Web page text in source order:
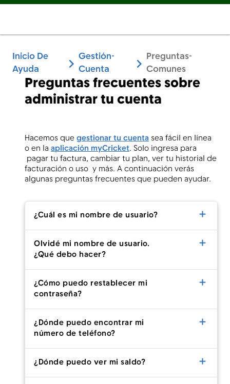
Menú
Inicio De
Ayuda
Gestión-
Cuenta
Preguntas-
Comunes
Preguntas frecuentes sobre
administrar tu cuenta
Hacemos que gestionar tu cuenta sea fácil en línea
o en la aplicación myCricket. Solo ingresa para
pagar tu factura, cambiar tu plan, ver tu historial de
facturación o uso y más. A continuación verás
algunas preguntas frecuentes que pueden ayudar.
¿Cuál es mi nombre de usuario?
Olvidé mi nombre de usuario.
¿Qué debo hacer?
¿Cómo puedo restablecer mi
contraseña?
¿Dónde puedo encontrar mi
número de teléfono?
¿Dónde puedo ver mi saldo?